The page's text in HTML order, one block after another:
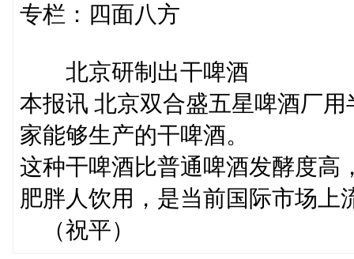
专栏：四面八方
北京研制出干啤酒
本报讯 北京双合盛五星啤酒厂
家能够生产的干啤酒。
这种干啤酒比普通啤酒发酵度高
肥胖人饮用，是当前国际
（祝平）